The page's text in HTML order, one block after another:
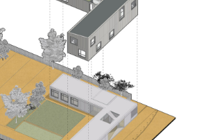
(31) – Tertiaire – Locaux
– Genimap